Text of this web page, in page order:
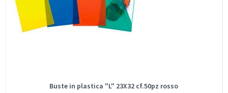
Buste in plastica "L" 23X32 cf.50pz rosso